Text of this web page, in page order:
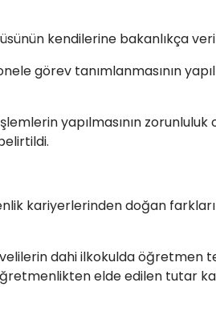
kendilerine bakanlıkça
görev tanımlanmasının
yapılmasının
kariyerlerinden doğan
dahi ilkokulda öğretmen
elde edilen tutar